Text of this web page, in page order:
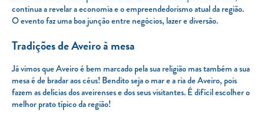
continua a revelar a economia e o empreendedorismo atual da região.
O evento faz uma boa junção entre negócios, lazer e diversão.
Tradições de Aveiro à mesa
Já vimos que Aveiro é bem marcado pela sua religião mas também a sua
mesa é de bradar aos céus! Bendito seja o mar e a ria de Aveiro, pois
fazem as delícias dos aveirenses e dos seus visitantes. É difícil escolher o
melhor prato típico da região!